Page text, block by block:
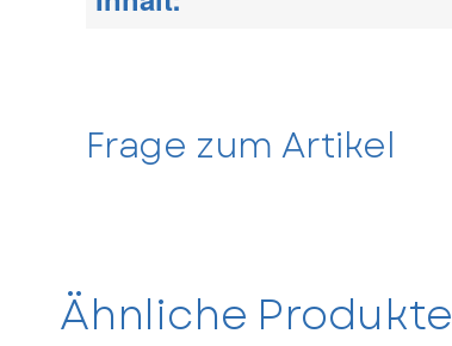
Frage zum Artikel
Ähnliche Produkte